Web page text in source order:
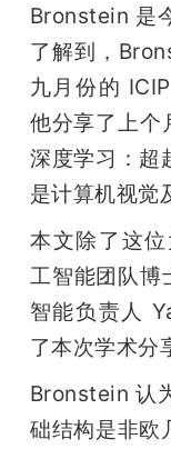
Bronstein 是
了解到，
九月份的
他分享了上
深度学习：超
是计算机视觉
本文除了这
工智能团队
智能负责人
了本次学术分
Bronstein 认
础结构是非欧